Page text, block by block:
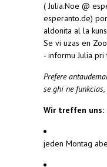
( Julia.Noe @
esperanto.de)
aldonita al la
Se vi uzas en
- informu Julia pri
Prefere
se ghi ne
Wir treffen uns:
jeden Montag